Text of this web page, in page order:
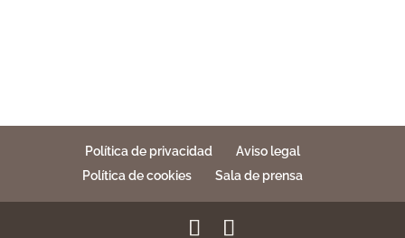
Política de privacidad
Aviso legal
Política de cookies
Sala de prensa